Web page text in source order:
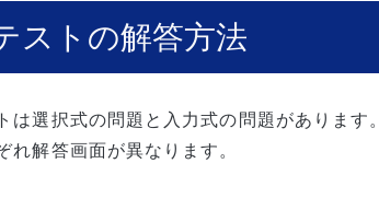
ストの解答方法
は選択式の問題と入力式の問題があります。
れ解答画面が異なります。